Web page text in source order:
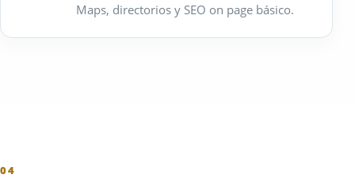
Maps, directorios y SEO on page básico.
04